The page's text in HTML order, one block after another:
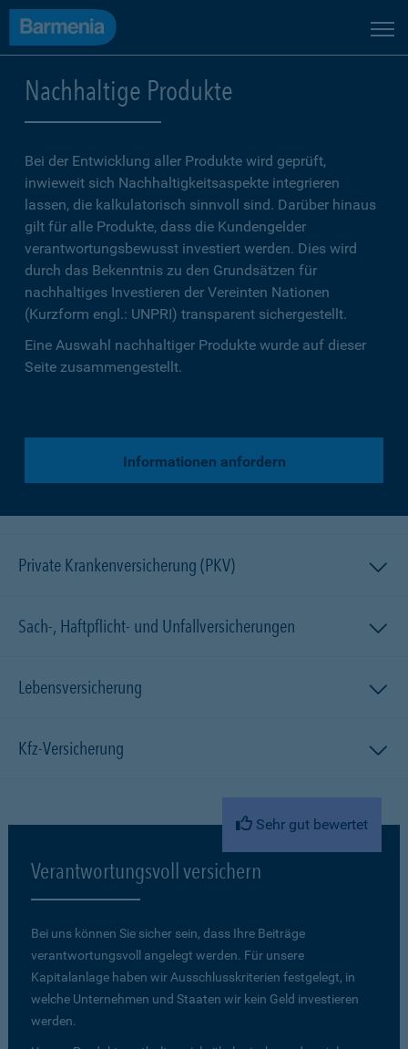
Nachhaltige Produkte
Bei der Entwicklung aller Produkte wird geprüft,
inwieweit sich Nachhaltigkeitsaspekte integrieren
lassen, die kalkulatorisch sinnvoll sind. Darüber hinaus
gilt für alle Produkte, dass die Kundengelder
verantwortungsbewusst investiert werden. Dies wird
durch das Bekenntnis zu den Grundsätzen für
nachhaltiges Investieren der Vereinten Nationen
(Kurzform engl.: UNPRI) transparent sichergestellt.
Eine Auswahl nachhaltiger Produkte wurde auf dieser
Seite zusammengestellt.
Informationen anfordern
Private Krankenversicherung (PKV)
Sach-, Haftpflicht- und Unfallversicherungen
Lebensversicherung
Kfz-Versicherung
Sehr gut bewertet
Verantwortungsvoll versichern
Bei uns können Sie sicher sein, dass Ihre Beiträge
verantwortungsvoll angelegt werden. Für unsere
Kapitalanlage haben wir Ausschlusskriterien festgelegt, in
welche Unternehmen und Staaten wir kein Geld investieren
werden.